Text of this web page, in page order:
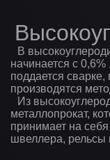
В
начинается с
поддается сварке,
производятся
Из
металлопрокат,
принимает на
швеллера, рельсы